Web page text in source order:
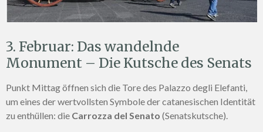
3. Februar: Das wandelnde
Monument – Die Kutsche des Senats
Punkt Mittag öffnen sich die Tore des Palazzo degli Elefanti,
um eines der wertvollsten Symbole der catanesischen Identität
zu enthüllen: die Carrozza del Senato (Senatskutsche).